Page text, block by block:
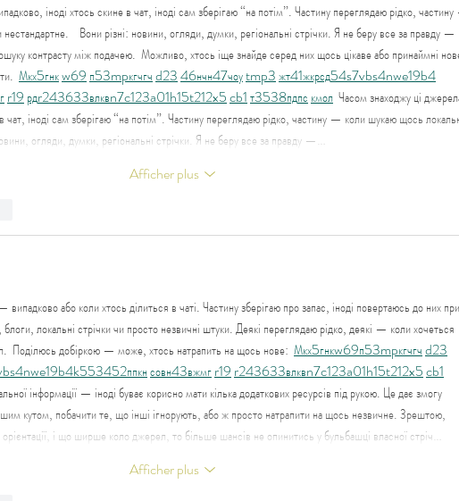
іноді хтось скине в чат, іноді сам зберігаю “на потім”. Частину переглядаю рідко,
Вони різні: новини, огляди, думки, регіональні стрічки. Я не беру все за правду —
контрасту між подачею.  Можливо, хтось іще знайде серед них щось цікаве або принаймні
Мкх5гнкw69 п53mpкгчгчd2346нчн47чоуtmp3жт41жкрсд54s7vbs4nwe19b4
r19 рдr243633влквn7c123a01h15t212x5cb1т3538пдпс кмол
Часом знаходжу ці
чат, іноді сам зберігаю “на потім”. Частину переглядаю рідко, частину — коли шукаю щось
огляди, думки, регіональні стрічки. Я не беру все за правду —…
Afficher plus
випадково або коли хтось ділиться в чаті. Частину зберігаю про запас, іноді повертаюсь до них при
локальні стрічки чи просто незвичні штуки. Деякі переглядаю рідко, деякі — коли хочеться
Поділюсь добіркою — може, хтось натрапить на щось нове: Мкх5гнкw69п53mpкгчгчd23
s4nwe19b4k553452ппкнсовн43вжмгr19 r243633влквn7c123a01h15t212x5cb1
інформації — іноді буває корисно мати кілька додаткових ресурсів під рукою. Це дає змогу
кутом, побачити те, що інші ігнорують, або ж просто натрапити на щось незвичне. Зрештою,
і що ширше коло джерел, то більше шансів не опинитись у бульбашці власної стріч…
Afficher plus